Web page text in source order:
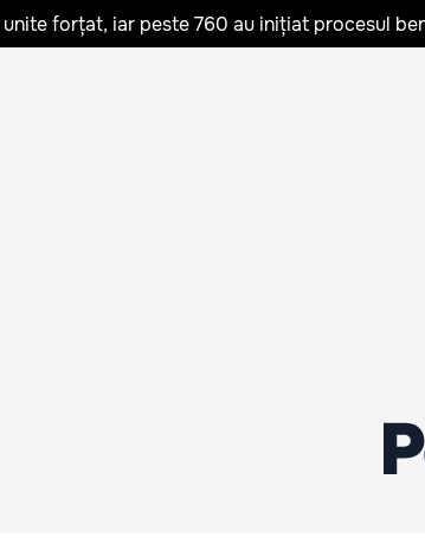
forțat, iar peste 760 au inițiat procesul